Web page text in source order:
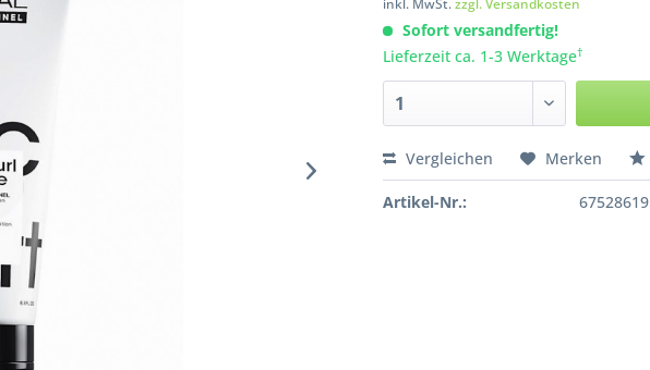
inkl. MwSt.zzgl. Versandkosten
Sofort versandfertig!
Lieferzeit ca. 1-3 Werktage†
Vergleichen Merken
Artikel-Nr.: 67528619